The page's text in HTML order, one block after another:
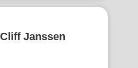
Cliff Janssen